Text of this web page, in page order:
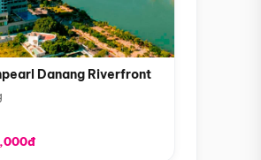
Danang Riverfront